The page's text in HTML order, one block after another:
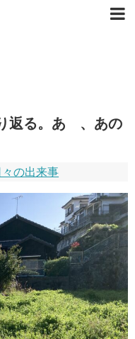
返る。あゝ、あの
々の出来事